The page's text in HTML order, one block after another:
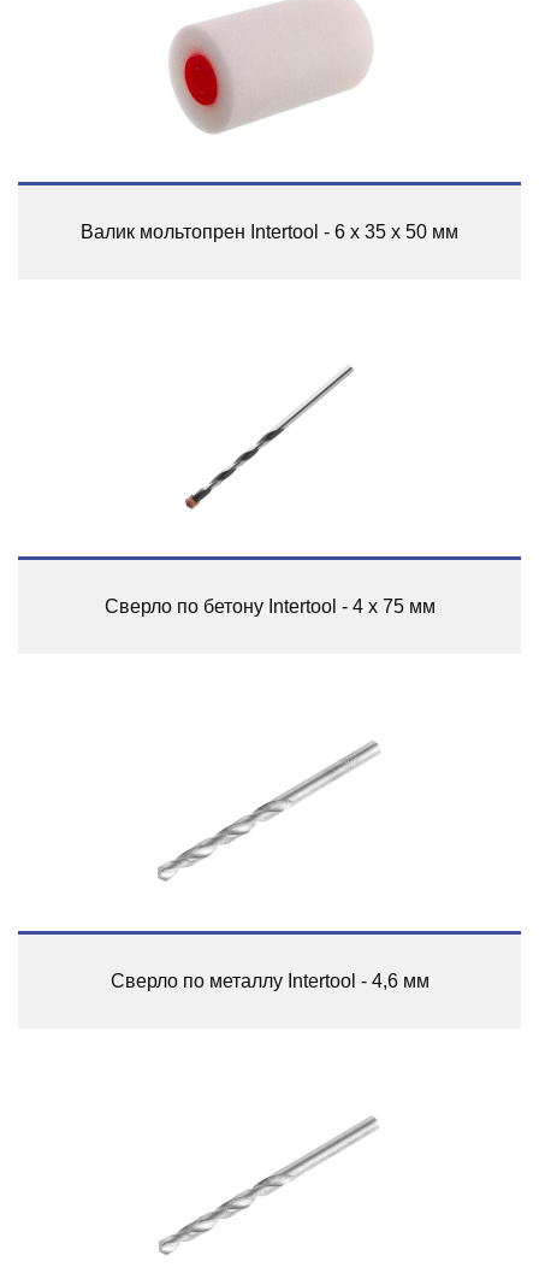
Валик мольтопрен Intertool - 6 х 35 х 50 мм
Сверло по бетону Intertool - 4 х 75 мм
Сверло по металлу Intertool - 4,6 мм